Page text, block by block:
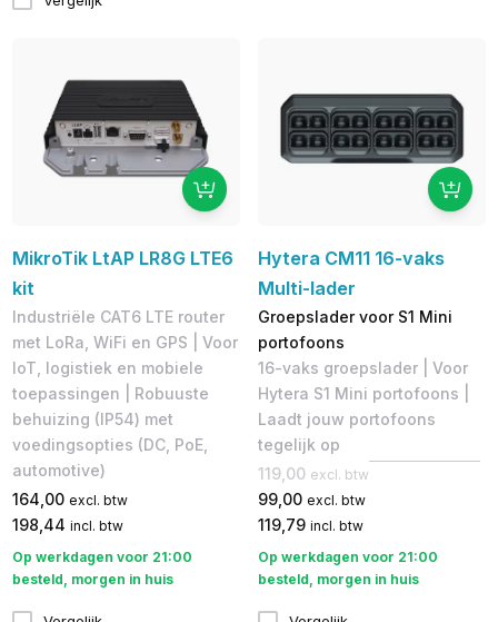
MikroTik LtAP LR8G LTE6
kit
Industriële CAT6 LTE router
met LoRa, WiFi en GPS | Voor
IoT, logistiek en mobiele
toepassingen | Robuuste
behuizing (IP54) met
voedingsopties (DC, PoE,
automotive)
164,00 excl. btw
198,44 incl. btw
Op werkdagen voor 21:00
besteld, morgen in huis
Hytera CM11 16-vaks
Multi-lader
Groepslader voor S1 Mini
portofoons
16-vaks groepslader | Voor
Hytera S1 Mini portofoons |
Laadt jouw portofoons
tegelijk op
119,00 excl. btw
99,00 excl. btw
119,79 incl. btw
Op werkdagen voor 21:00
besteld, morgen in huis